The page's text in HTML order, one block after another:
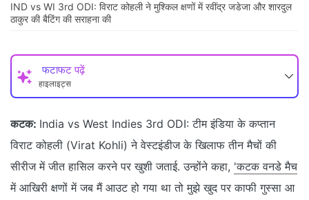
IND vs WI 3rd ODI: व‍िराट कोहली ने मुश्‍क‍िल क्षणों में रवींद्र जडेजा और शारदुल
ठाकुर की बैट‍िंग की सराहना की
फटाफट पढ़ें
हाइलाइट्स
कटक: India vs West Indies 3rd ODI: टीम इंड‍िया के कप्‍तान
व‍िराट कोहली (Virat Kohli) ने वेस्‍टइंडीज के ख‍िलाफ तीन मैचों की
सीरीज में जीत हास‍िल करने पर खुशी जताई. उन्‍होंने कहा, 'कटक वनडे मैच
में आख‍िरी क्षणों में जब मैं आउट हो गया था तो मुझे खुद पर काफी गुस्सा आ